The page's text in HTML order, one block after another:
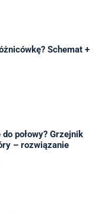
Schemat +
połowy? Grzejnik
– rozwiązanie